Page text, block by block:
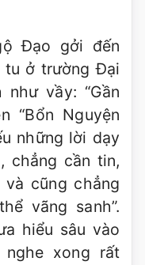
Ðạo gởi đến
tu ở trường Ðại
vầy: “Gần
“Bổn Nguyện
những lời dạy
chẳng cần tin,
và cũng chẳng
vãng sanh”.
hiểu sâu vào
nghe xong rất